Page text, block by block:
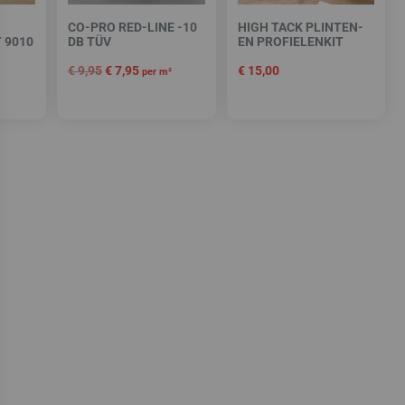
9010
CO-PRO RED-LINE -10
DB TÜV
€9,95€7,95 per m²
HIGH TACK PLINTEN-
EN PROFIELENKIT
€15,00